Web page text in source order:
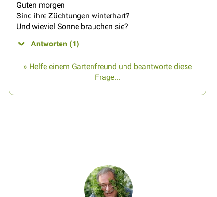
Guten morgen
Sind ihre Züchtungen winterhart?
Und wieviel Sonne brauchen sie?
Antworten (1)
» Helfe einem Gartenfreund und beantworte diese
Frage...